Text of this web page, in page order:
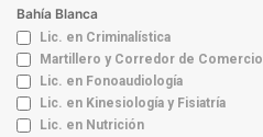
Bahía Blanca
Lic. en Criminalística
Martillero y Corredor de Comercio
Lic. en Fonoaudiología
Lic. en Kinesiología y Fisiatría
Lic. en Nutrición